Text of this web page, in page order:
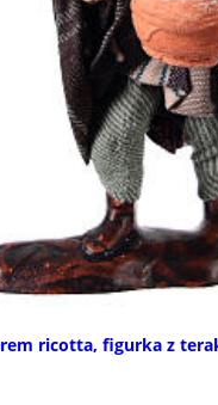
ricotta, figurka z